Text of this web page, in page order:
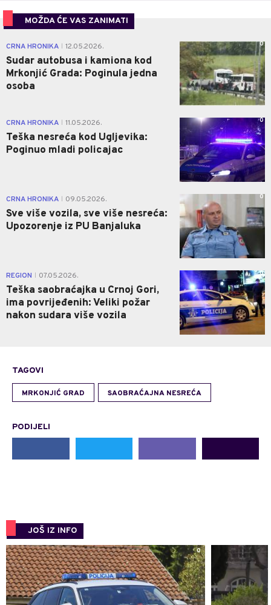
MOŽDA ĆE VAS ZANIMATI
CRNA HRONIKA 12.05.2026.
Sudar autobusa i kamiona kod
Mrkonjić Grada: Poginula jedna
osoba
0
CRNA HRONIKA 11.05.2026.
Teška nesreća kod Ugljevika:
Poginuo mladi policajac
0
CRNA HRONIKA 09.05.2026.
Sve više vozila, sve više nesreća:
Upozorenje iz PU Banjaluka
0
REGION 07.05.2026.
Teška saobraćajka u Crnoj Gori,
ima povrijeđenih: Veliki požar
nakon sudara više vozila
0
TAGOVI
MRKONJIĆ GRAD SAOBRAĆAJNA NESREĆA
PODIJELI
JOŠ IZ INFO
0